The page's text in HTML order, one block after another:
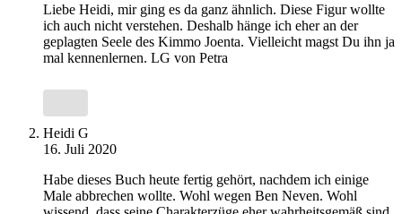
Liebe Heidi, mir ging es da ganz ähnlich. Diese Figur wollte
ich auch nicht verstehen. Deshalb hänge ich eher an der
geplagten Seele des Kimmo Joenta. Vielleicht magst Du ihn ja
mal kennenlernen. LG von Petra
Heidi G
16. Juli 2020
Habe dieses Buch heute fertig gehört, nachdem ich einige
Male abbrechen wollte. Wohl wegen Ben Neven. Wohl